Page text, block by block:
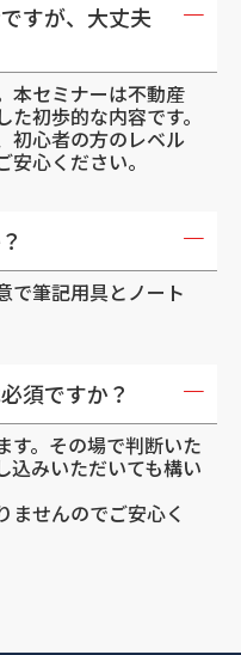
すが、大丈夫
本セミナーは不動産
初歩的な内容です。
初心者の方のレベル
心ください。
で筆記用具とノート
須ですか？
す。その場で判断いた
込みいただいても構い
ませんのでご安心く